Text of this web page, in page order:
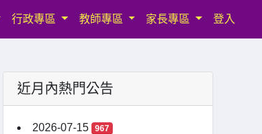
行政專區 教師專區 家長專區 登入
近月內熱門公告
2026-07-15 967